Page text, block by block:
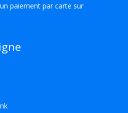
paiement par carte sur